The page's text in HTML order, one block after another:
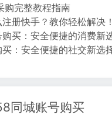
购完整教程指南
册快手？教你轻松解决！
买：安全便捷的消费新
：安全便捷的社交新选
同城账号购买